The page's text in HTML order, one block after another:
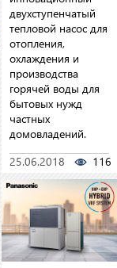
двухступенчатый
тепловой насос для
отопления,
охлаждения и
производства
горячей воды для
бытовых нужд
частных
домовладений.
25.06.2018
116